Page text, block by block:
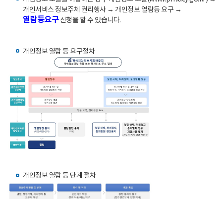
개인서비스 정보주체 권리행사 → 개인정보 열람등 요구 →
열람등요구신청을 할 수 있습니다.
개인정보 열람 등 요구절차
개인정보 열람 등 단계 절차